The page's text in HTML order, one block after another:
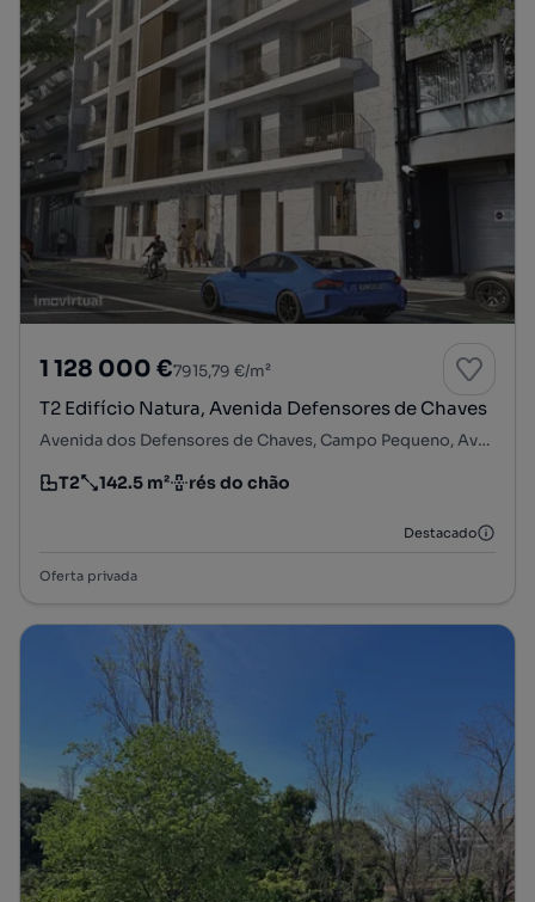
1 128 000 €7915,79 €/m²
T2 Edifício Natura, Avenida Defensores de Chaves
Avenida dos Defensores de Chaves, Campo Pequeno, Avenidas Novas, Lisboa, Lisboa
Tipologia
T2
Preço por metro quadrado
142.5 m²
Andar rés do chão
Destacado
Oferta privada